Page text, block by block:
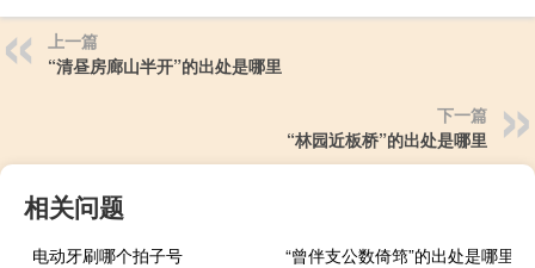
上一篇
“清昼房廊山半开”的出处是哪里
下一篇
“林园近板桥”的出处是哪里
相关问题
电动牙刷哪个拍子号 “曾伴支公数倚筇”的出处是哪里